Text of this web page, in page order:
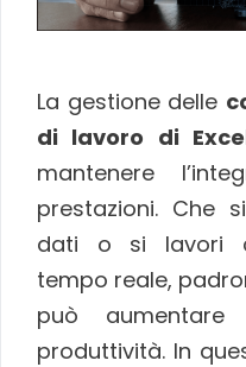
La gestione delle
di lavoro di
mantenere
prestazioni. Che
dati o si lavori
tempo reale,
può aumentare
produttività. In